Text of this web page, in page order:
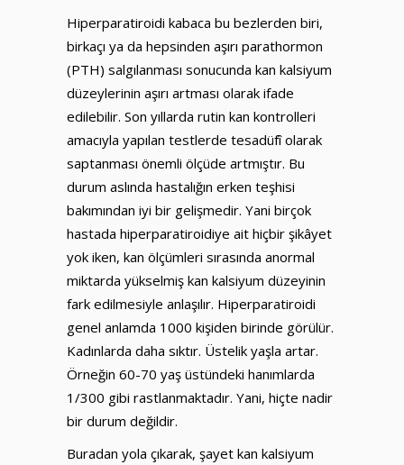
Hiperparatiroidi kabaca bu bezlerden biri,
birkaçı ya da hepsinden aşırı parathormon
(PTH) salgılanması sonucunda kan kalsiyum
düzeylerinin aşırı artması olarak ifade
edilebilir. Son yıllarda rutin kan kontrolleri
amacıyla yapılan testlerde tesadüfî olarak
saptanması önemli ölçüde artmıştır. Bu
durum aslında hastalığın erken teşhisi
bakımından iyi bir gelişmedir. Yani birçok
hastada hiperparatiroidiye ait hiçbir şikâyet
yok iken, kan ölçümleri sırasında anormal
miktarda yükselmiş kan kalsiyum düzeyinin
fark edilmesiyle anlaşılır. Hiperparatiroidi
genel anlamda 1000 kişiden birinde görülür.
Kadınlarda daha sıktır. Üstelik yaşla artar.
Örneğin 60-70 yaş üstündeki hanımlarda
1/300 gibi rastlanmaktadır. Yani, hiçte nadir
bir durum değildir.
Buradan yola çıkarak, şayet kan kalsiyum